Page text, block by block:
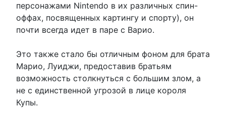
персонажами Nintendo в их различных спин-
оффах, посвященных картингу и спорту), он
почти всегда идет в паре с Варио.
Это также стало бы отличным фоном для брата
Марио, Луиджи, предоставив братьям
возможность столкнуться с большим злом, а
не с единственной угрозой в лице короля
Купы.